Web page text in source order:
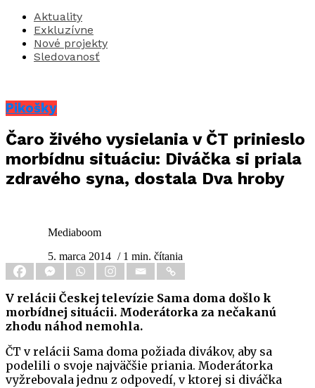
Aktuality
Exkluzívne
Nové projekty
Sledovanosť
Pikošky
Čaro živého vysielania v ČT prinieslo
morbídnu situáciu: Diváčka si priala
zdravého syna, dostala Dva hroby
Mediaboom
5. marca 2014 / 1 min. čítania
V relácii Českej televízie Sama doma došlo k
morbídnej situácii. Moderátorka za nečakanú
zhodu náhod nemohla.
ČT v relácii Sama doma požiada divákov, aby sa
podelili o svoje najväčšie priania. Moderátorka
vyžrebovala jednu z odpovedí, v ktorej si diváčka